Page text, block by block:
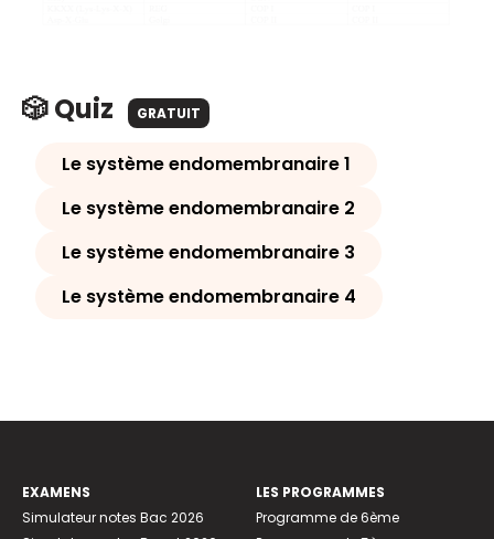
🎲 Quiz GRATUIT
Le système endomembranaire 1
Le système endomembranaire 2
Le système endomembranaire 3
Le système endomembranaire 4
EXAMENS
Simulateur notes Bac 2026
LES PROGRAMMES
Programme de 6ème